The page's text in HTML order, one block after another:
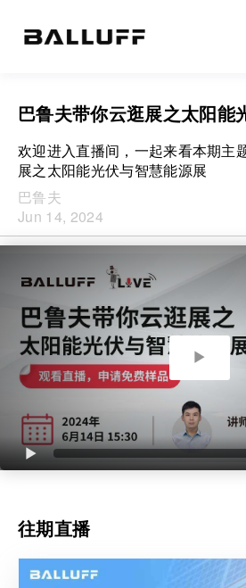
巴鲁夫带你云逛展之太阳能
欢迎进入直播间，一起来看本期
展之太阳能光伏与智慧能源展
巴鲁夫
Jun 14, 2024
往期直播